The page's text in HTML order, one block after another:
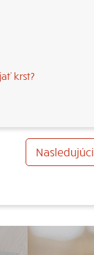
krst?
Nasledujúci